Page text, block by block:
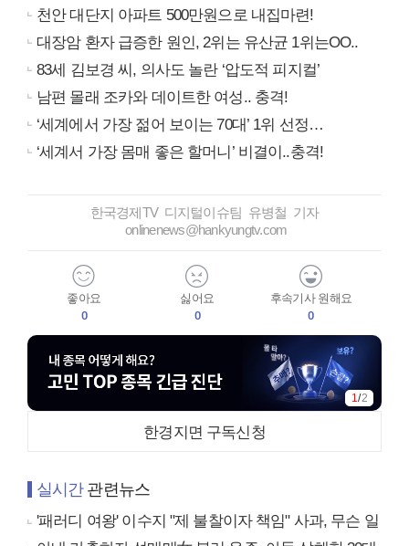
천안 대단지 아파트 500만원으로 내집마련!
대장암 환자 급증한 원인, 2위는 유산균 1위는OO..
83세 김보경 씨, 의사도 놀란 ‘압도적 피지컬’
남편 몰래 조카와 데이트한 여성.. 충격!
‘세계에서 가장 젊어 보이는 70대’ 1위 선정…
‘세계서 가장 몸매 좋은 할머니’ 비결이..충격!
한국경제TV 디지털이슈팀 유병철 기자
onlinenews@hankyungtv.com
좋아요
0
싫어요
0
후속기사 원해요
0
1/2
한경지면 구독신청
실시간관련뉴스
'패러디 여왕' 이수지 "제 불찰이자 책임" 사과, 무슨 일